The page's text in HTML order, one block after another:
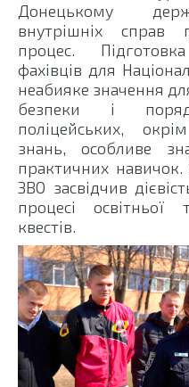
Донецькому
внутрішніх справ
процес.
фахівців для
неабияке значення
безпеки і
поліцейських,
знань, особливе
практичних
ЗВО засвідчив
процесі освітньої
квестів.